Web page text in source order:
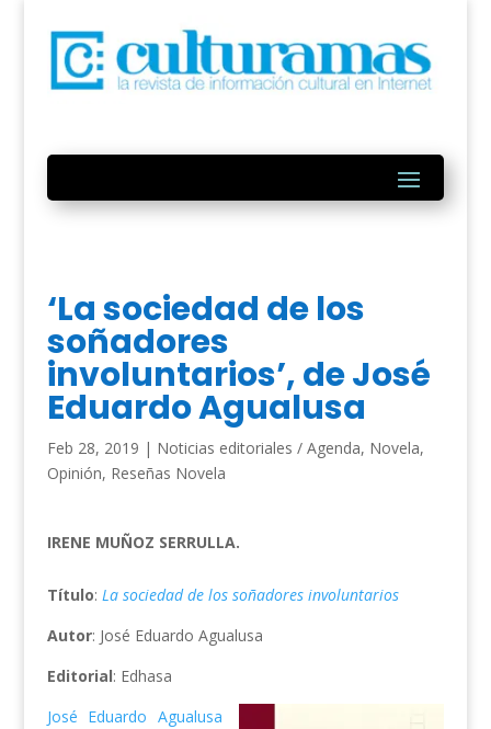
‘La sociedad de los
soñadores
involuntarios’, de José
Eduardo Agualusa
Feb 28, 2019 | Noticias editoriales / Agenda, Novela,
Opinión, Reseñas Novela
IRENE MUÑOZ SERRULLA.
Título: La sociedad de los soñadores involuntarios
Autor: José Eduardo Agualusa
Editorial: Edhasa
José Eduardo Agualusa